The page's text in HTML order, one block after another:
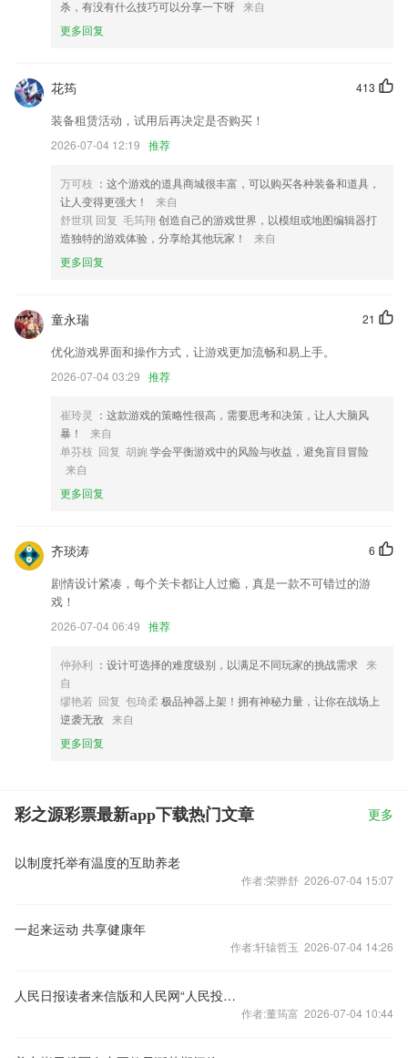
6.精心归纳考试口诀，2265助你轻松应对驾照考试；
支持快捷设置文本样式
升级高清数据
修复部分页面可能出现的白屏
亮度滑块增加一个选项，保留自动亮度模式。
新增：显示排卵日
以上就是彩之源彩票最新app下载的介绍，如果您喜欢这款软件，您可以
杀，有没有什么技巧可以分享一下呀 来自
更多回复
413
花筠
装备租赁活动，试用后再决定是否购买！
2026-07-04 12:19 推荐
万可枝 ：这个游戏的道具商城很丰富，可以购买各种装备和道具，
让人变得更强大！
来自
舒世琪 回复 毛筠翔 创造自己的游戏世界，以模组或地图编辑器打
造独特的游戏体验，分享给其他玩家！
来自
更多回复
21
童永瑞
优化游戏界面和操作方式，让游戏更加流畅和易上手。
2026-07-04 03:29 推荐
崔玲灵 ：这款游戏的策略性很高，需要思考和决策，让人大脑风
暴！
来自
单芬枝 回复 胡婉 学会平衡游戏中的风险与收益，避免盲目冒险
来自
更多回复
6
齐琰涛
剧情设计紧凑，每个关卡都让人过瘾，真是一款不可错过的游
戏！
2026-07-04 06:49 推荐
仲孙利 ：设计可选择的难度级别，以满足不同玩家的挑战需求 来
自
缪艳若 回复 包琦柔 极品神器上架！拥有神秘力量，让你在战场上
逆袭无敌 来自
更多回复
彩之源彩票最新app下载热门文章 更多
以制度托举有温度的互助养老
作者:荣骅舒 2026-07-04 15:07
一起来运动 共享健康年
作者:轩辕哲玉 2026-07-04 14:26
人民日报读者来信版和人民网“人民投诉”联合开展观演购票体验问题征集活动
作者:董筠富 2026-07-04 10:44